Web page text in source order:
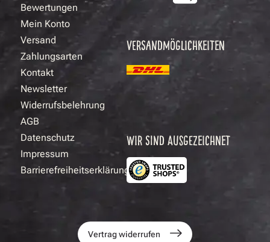
Bewertungen
Mein Konto
Versand
Zahlungsarten
Kontakt
Newsletter
Widerrufsbelehrung
AGB
Datenschutz
Impressum
Barrierefreiheitserklärung
VERSANDMÖGLICHKEITEN
WIR SIND AUSGEZEICHNET
Vertrag widerrufen